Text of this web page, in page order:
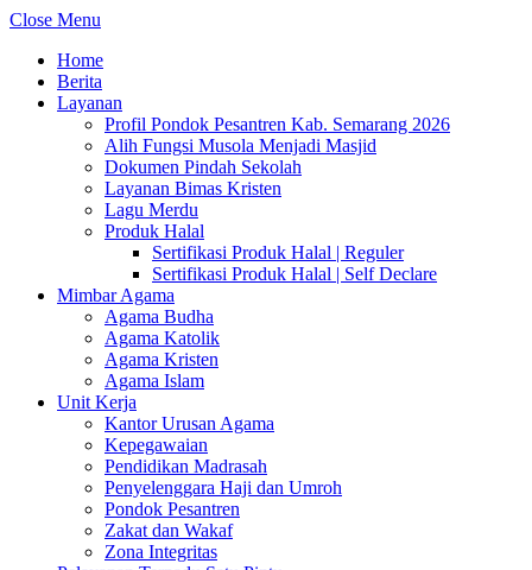
Close Menu
Home
Berita
Layanan
Profil Pondok Pesantren Kab. Semarang 2026
Alih Fungsi Musola Menjadi Masjid
Dokumen Pindah Sekolah
Layanan Bimas Kristen
Lagu Merdu
Produk Halal
Sertifikasi Produk Halal | Reguler
Sertifikasi Produk Halal | Self Declare
Mimbar Agama
Agama Budha
Agama Katolik
Agama Kristen
Agama Islam
Unit Kerja
Kantor Urusan Agama
Kepegawaian
Pendidikan Madrasah
Penyelenggara Haji dan Umroh
Pondok Pesantren
Zakat dan Wakaf
Zona Integritas